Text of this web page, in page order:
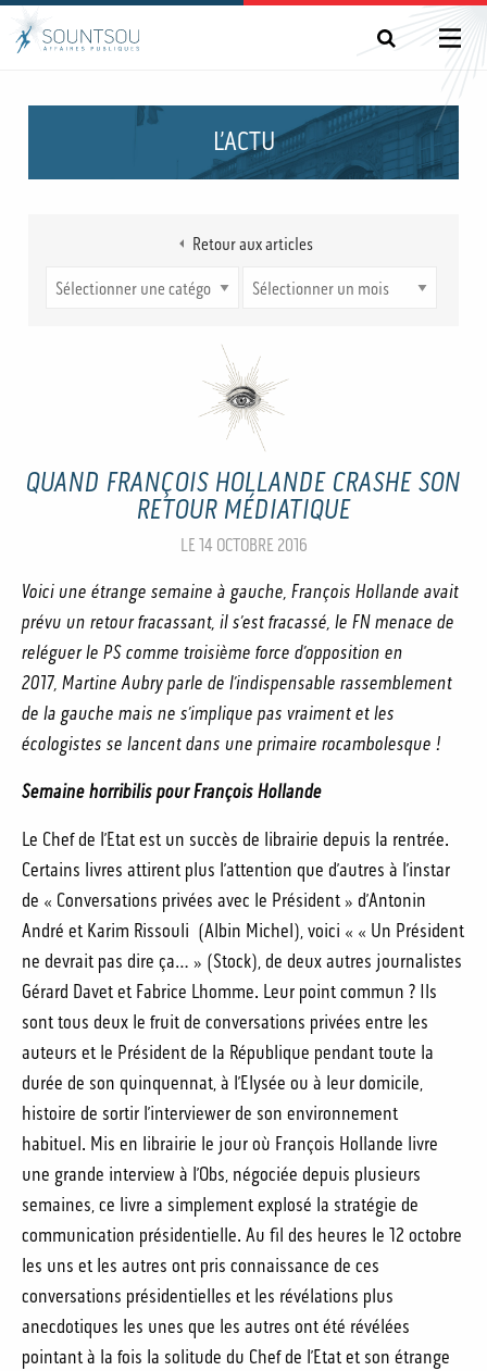
L’ACTU
Retour aux articles
QUAND FRANÇOIS HOLLANDE CRASHE SON
RETOUR MÉDIATIQUE
LE 14 OCTOBRE 2016
Voici une étrange semaine à gauche, François Hollande avait
prévu un retour fracassant, il s’est fracassé, le FN menace de
reléguer le PS comme troisième force d’opposition en
2017, Martine Aubry parle de l’indispensable rassemblement
de la gauche mais ne s’implique pas vraiment et les
écologistes se lancent dans une primaire rocambolesque !
Semaine horribilis pour François Hollande
Le Chef de l’Etat est un succès de librairie depuis la rentrée.
Certains livres attirent plus l’attention que d’autres à l’instar
de « Conversations privées avec le Président » d’Antonin
André et Karim Rissouli (Albin Michel), voici « « Un Président
ne devrait pas dire ça… » (Stock), de deux autres journalistes
Gérard Davet et Fabrice Lhomme. Leur point commun ? Ils
sont tous deux le fruit de conversations privées entre les
auteurs et le Président de la République pendant toute la
durée de son quinquennat, à l’Elysée ou à leur domicile,
histoire de sortir l’interviewer de son environnement
habituel. Mis en librairie le jour où François Hollande livre
une grande interview à l’Obs, négociée depuis plusieurs
semaines, ce livre a simplement explosé la stratégie de
communication présidentielle. Au fil des heures le 12 octobre
les uns et les autres ont pris connaissance de ces
conversations présidentielles et les révélations plus
anecdotiques les unes que les autres ont été révélées
pointant à la fois la solitude du Chef de l’Etat et son étrange